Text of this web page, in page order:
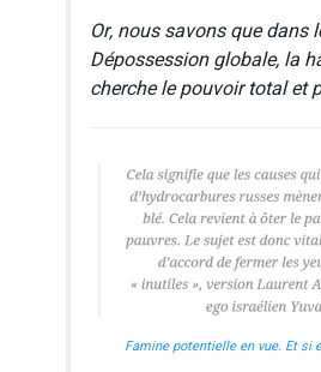
Or, nous savons que dans
Dépossession globale, la
cherche le pouvoir total et
Famine potentielle en vue. Et si